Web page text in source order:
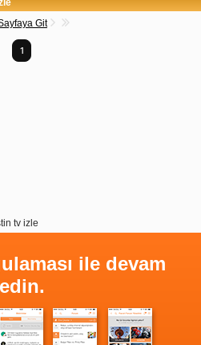
Git
1
tv izle
ile devam
edin.